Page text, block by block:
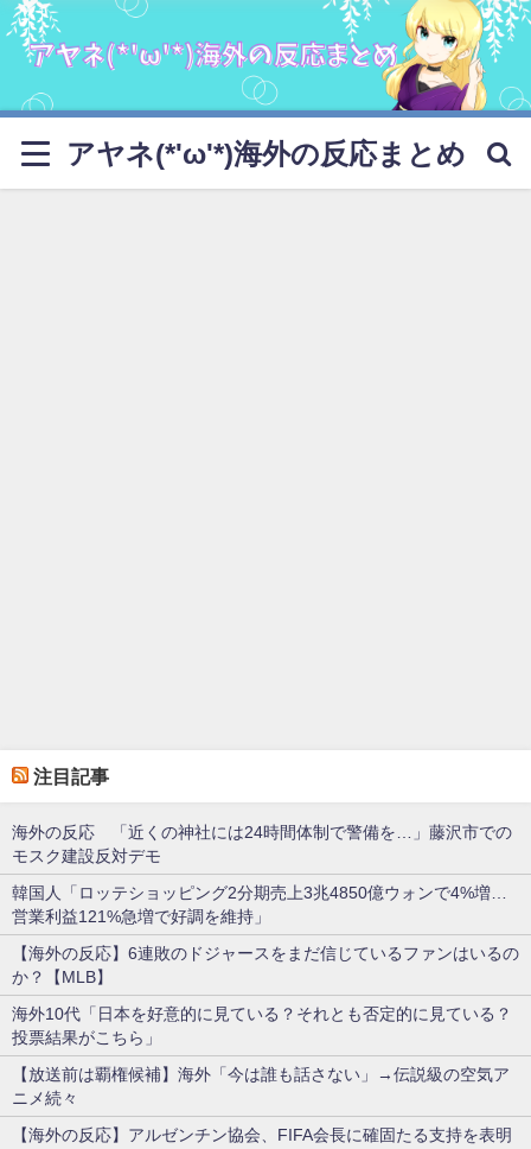
アヤネ(*'ω'*)海外の反応まとめ
注目記事
海外の反応 「近くの神社には24時間体制で警備を…」藤沢市での
モスク建設反対デモ
韓国人「ロッテショッピング2分期売上3兆4850億ウォンで4%増…
営業利益121%急増で好調を維持」
【海外の反応】6連敗のドジャースをまだ信じているファンはいるの
か？【MLB】
海外10代「日本を好意的に見ている？それとも否定的に見ている？
投票結果がこちら」
【放送前は覇権候補】海外「今は誰も話さない」→伝説級の空気ア
ニメ続々
【海外の反応】アルゼンチン協会、FIFA会長に確固たる支持を表明